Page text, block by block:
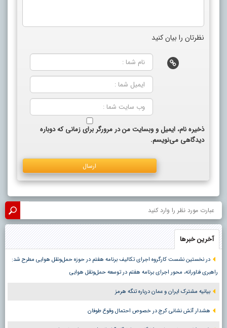
نظرتان را بیان کنید
ذخیره نام، ایمیل و وبسایت من در مرورگر برای زمانی که دوباره
دیدگاهی می‌نویسم.
آخرین خبرها
در نخستین نشست کارگروه اجرای تکالیف برنامه هفتم در حوزه حمل‌ونقل هوایی مطرح شد:
راهبری فناورانه، محور اجرای برنامه هفتم در توسعه حمل‌ونقل هوایی
بیانیه مشترک ایران و عمان درباره تنگه هرمز
هشدار آتش نشانی کرج در خصوص احتمال وقوع طوفان